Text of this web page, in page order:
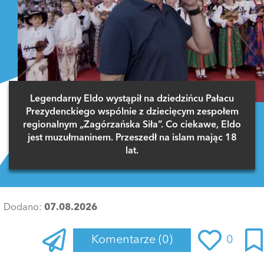
Legendarny Eldo wystąpił na dziedzińcu Pałacu
Prezydenckiego wspólnie z dziecięcym zespołem
regionalnym „Zagórzańska Siła”. Co ciekawe, Eldo
jest muzułmaninem. Przeszedł na islam mając 18
lat.
Dodano: 07.08.2026
Komentarze (0) 0